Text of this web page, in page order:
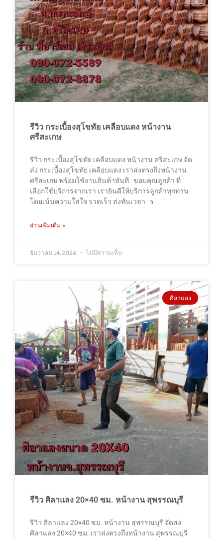
รีวิว กระเบื้องสุโขทัย เคลือบแดง หน้างาน
ศรีสะเกษ
รีวิว กระเบื้องสุโขทัย เคลือบแดง หน้างาน ศรีสะเกษ จัด
ส่ง กระเบื้องสุโขทัย เคลือบแดง เราส่งตรงถึงหน้างาน
ศรีสะเกษ พร้อมใช้งานสินค้าทันที ขอบคุณลูกค้า ที่
เลือกใช้บริการจากเรา เรายินดีให้บริการลูกค้าทุกท่าน
โดยเน้นความใส่ใจ รวดเร็ว ส่งทันเวลา ร
อ่านเพิ่มเติม »
ธันวาคม 14, 2024 ไม่มีความเห็น
ศิลาแลง
รีวิว ศิลาแลง 20×40 ซม. หน้างาน สุพรรณบุรี
รีวิว ศิลาแลง 20×40 ซม. หน้างาน สุพรรณบุรี จัดส่ง
ศิลาแลง 20×40 ซม. เราส่งตรงถึงหน้างาน สุพรรณบุรี